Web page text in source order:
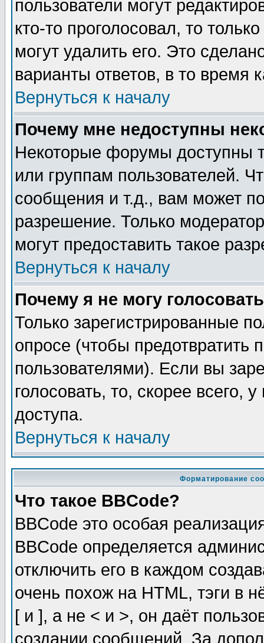
пользователи могут
кто-то проголосовал, то
могут удалить его. Это
варианты ответов, в то время
Вернуться к началу
Почему мне недоступны
Некоторые форумы доступны
или группам пользователей.
сообщения и т.д., вам может
разрешение. Только
могут предоставить такое
Вернуться к началу
Почему я не могу
Только зарегистрированные
опросе (чтобы предотвратить
пользователями). Если вы
голосовать, то, скорее всего,
доступа.
Вернуться к началу
Форматирование
Что такое BBCode?
BBCode это особая
BBCode определяется
отключить его в каждом
очень похож на HTML, тэги в
[ и ], а не < и >, он даёт
создании сообщений. За